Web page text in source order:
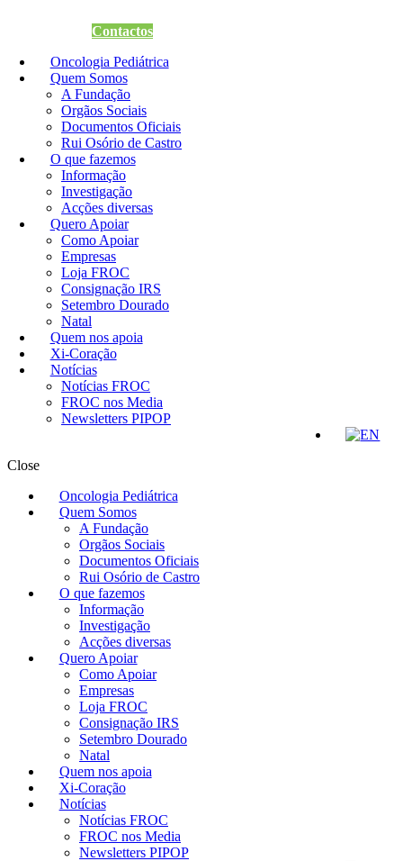
Contactos
Oncologia Pediátrica
Quem Somos
A Fundação
Orgãos Sociais
Documentos Oficiais
Rui Osório de Castro
O que fazemos
Informação
Investigação
Acções diversas
Quero Apoiar
Como Apoiar
Empresas
Loja FROC
Consignação IRS
Setembro Dourado
Natal
Quem nos apoia
Xi-Coração
Notícias
Notícias FROC
FROC nos Media
Newsletters PIPOP
Close
Oncologia Pediátrica
Quem Somos
A Fundação
Orgãos Sociais
Documentos Oficiais
Rui Osório de Castro
O que fazemos
Informação
Investigação
Acções diversas
Quero Apoiar
Como Apoiar
Empresas
Loja FROC
Consignação IRS
Setembro Dourado
Natal
Quem nos apoia
Xi-Coração
Notícias
Notícias FROC
FROC nos Media
Newsletters PIPOP